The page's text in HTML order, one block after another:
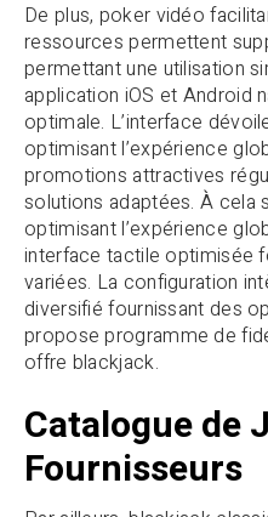
De plus, poker vidéo
ressources permettent
permettant une utilisation
application iOS et Android
optimale. L’interface
optimisant l’expérience
promotions attractives
solutions adaptées. À cela
optimisant l’expérience
interface tactile optimisée
variées. La configuration
diversifié fournissant des
propose programme de
offre blackjack.
Catalogue de
Fournisseurs